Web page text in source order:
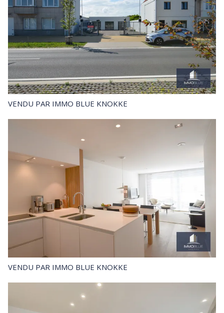
VENDU PAR IMMO BLUE KNOKKE
VENDU PAR IMMO BLUE KNOKKE